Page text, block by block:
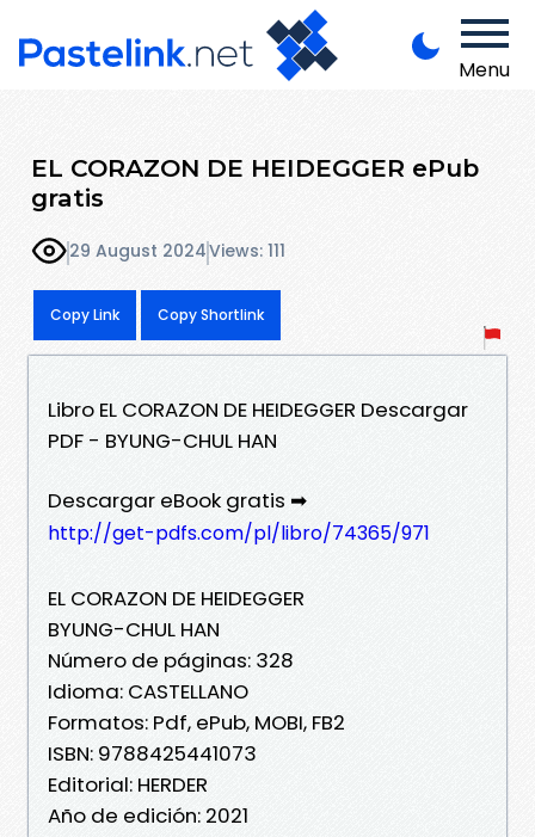
Menu
EL CORAZON DE HEIDEGGER ePub
gratis
29 August 2024Views: 111
Copy Link Copy Shortlink
Libro EL CORAZON DE HEIDEGGER Descargar
PDF - BYUNG-CHUL HAN
Descargar eBook gratis ➡
http://get-pdfs.com/pl/libro/74365/971
EL CORAZON DE HEIDEGGER
BYUNG-CHUL HAN
Número de páginas: 328
Idioma: CASTELLANO
Formatos: Pdf, ePub, MOBI, FB2
ISBN: 9788425441073
Editorial: HERDER
Año de edición: 2021